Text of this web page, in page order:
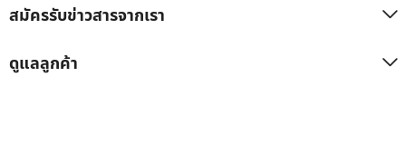
สมัครรับข่าวสารจากเรา
ดูแลลูกค้า